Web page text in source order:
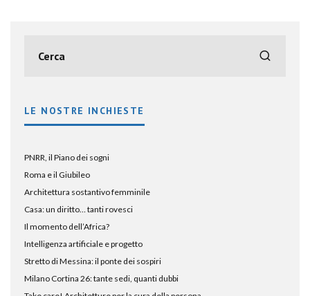
LE NOSTRE INCHIESTE
PNRR, il Piano dei sogni
Roma e il Giubileo
Architettura sostantivo femminile
Casa: un diritto… tanti rovesci
Il momento dell’Africa?
Intelligenza artificiale e progetto
Stretto di Messina: il ponte dei sospiri
Milano Cortina 26: tante sedi, quanti dubbi